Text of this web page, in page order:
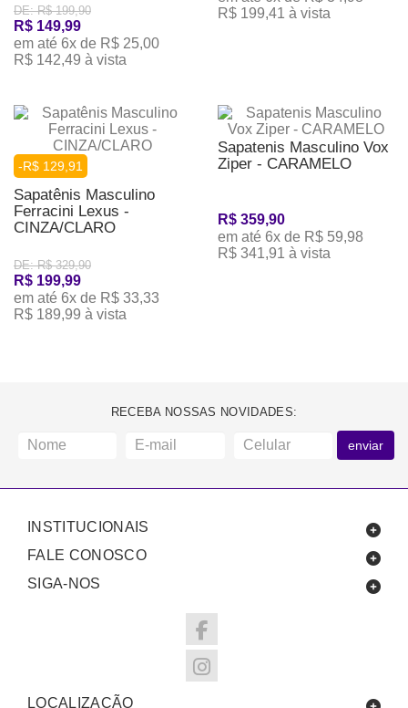
DE: R$ 199,90
R$ 149,99
em até 6x de R$ 25,00
R$ 142,49 à vista
R$ 199,41 à vista
-R$ 129,91
Sapatênis Masculino
Ferracini Lexus -
CINZA/CLARO
DE: R$ 329,90
R$ 199,99
em até 6x de R$ 33,33
R$ 189,99 à vista
Sapatenis Masculino Vox
Ziper - CARAMELO
R$ 359,90
em até 6x de R$ 59,98
R$ 341,91 à vista
RECEBA NOSSAS NOVIDADES:
enviar
INSTITUCIONAIS
FALE CONOSCO
SIGA-NOS
LOCALIZAÇÃO